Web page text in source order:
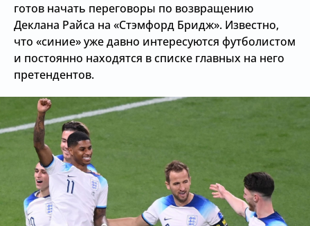
готов начать переговоры по возвращению
Деклана Райса на «Стэмфорд Бридж». Известно,
что «синие» уже давно интересуются футболистом
и постоянно находятся в списке главных на него
претендентов.